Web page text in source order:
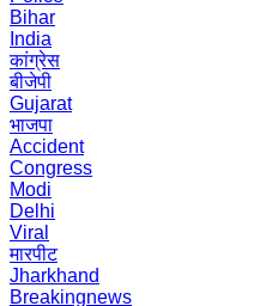
Bihar
India
कांग्रेस
बीजेपी
Gujarat
भाजपा
Accident
Congress
Modi
Delhi
Viral
मारपीट
Jharkhand
Breakingnews